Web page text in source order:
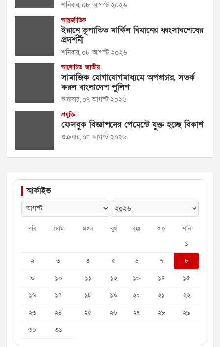
শনিবার, ০৮ আগস্ট ২০২৬
আন্তর্জাতিক
ইরানে ভূপাতিত মার্কিন বিমানের ধ্বংসাবশেষের
প্রদর্শনী
শনিবার, ০৮ আগস্ট ২০২৬
আলোচিত জাতীয়
সামাজিক যোগাযোগমাধ্যমে অপপ্রচার, সতর্ক
করল বাংলাদেশ পুলিশ
শুক্রবার, ০৭ আগস্ট ২০২৬
প্রযুক্তি
ফেসবুক বিজ্ঞাপনের পেমেন্টে যুক্ত হচ্ছে বিকাশ
শুক্রবার, ০৭ আগস্ট ২০২৬
আর্কাইভ
রবি সোম মঙ্গল বুধ বৃহঃ শুক্র শনি
১
২
৩ ৪ ৫ ৬ ৭
৮
৯
১০ ১১ ১২ ১৩ ১৪
১৫
১৬
১৭ ১৮ ১৯ ২০ ২১
২২
২৩
২৪ ২৫ ২৬ ২৭ ২৮
২৯
৩০
৩১